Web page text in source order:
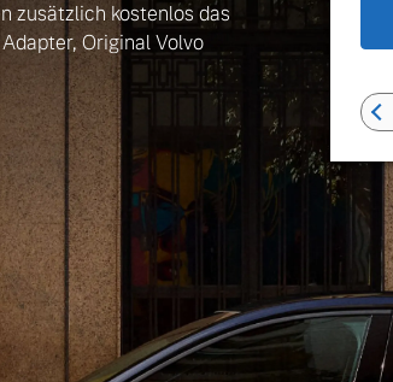
zusätzlich kostenlos das
Original Volvo